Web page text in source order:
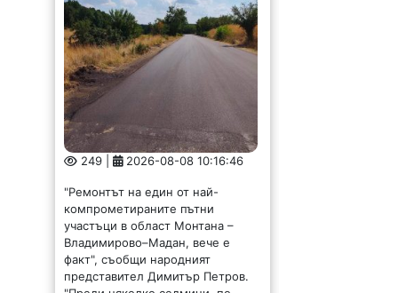
249 | 2026-08-08 10:16:46
компрометираните пътни
участъци в област Монтана –
Владимирово–Мадан, вече е
факт", съобщи народният
представител Димитър Петров.
"Преди няколко седмици, по